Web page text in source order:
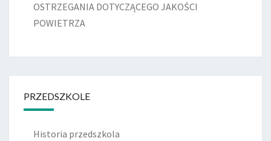
OSTRZEGANIA DOTYCZĄCEGO JAKOŚCI
POWIETRZA
PRZEDSZKOLE
Historia przedszkola